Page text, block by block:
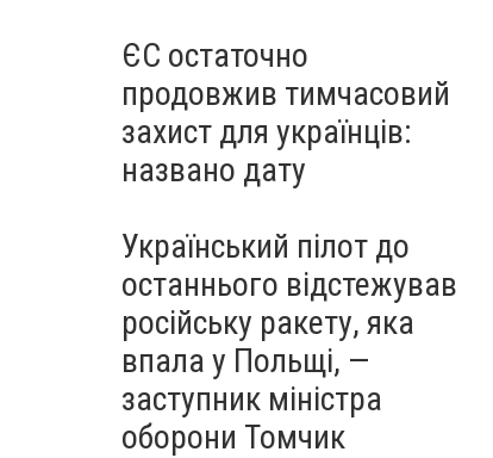
ЄС остаточно
продовжив тимчасовий
захист для українців:
названо дату
Український пілот до
останнього відстежував
російську ракету, яка
впала у Польщі, —
заступник міністра
оборони Томчик